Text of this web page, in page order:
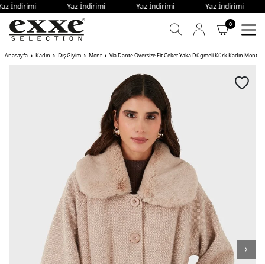
İndirimi - Yaz İndirimi - Yaz İndirimi - Yaz
0
Anasayfa Kadın Dış Giyim Mont Via Dante Oversize Fit Ceket Yaka Düğmeli Kürk Kadın Mont